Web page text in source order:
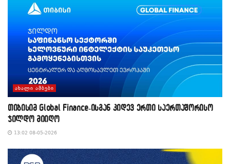
ᲐᲮᲐᲚᲘ ᲐᲛᲑᲔᲑᲘ
თიბისიმ Global Finance-ისგან კიდევ ერთი საერთაშორისო
ჯილდო მიიღო
13:02 08-05-2026